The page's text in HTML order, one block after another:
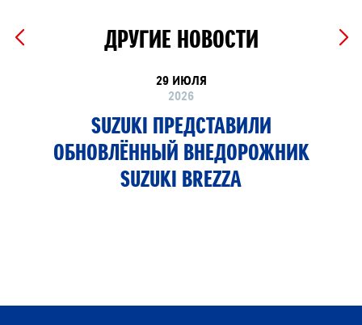
ДРУГИЕ НОВОСТИ
29 ИЮЛЯ
2026
SUZUKI ПРЕДСТАВИЛИ
ОБНОВЛЁННЫЙ ВНЕДОРОЖНИК
SUZUKI BREZZA